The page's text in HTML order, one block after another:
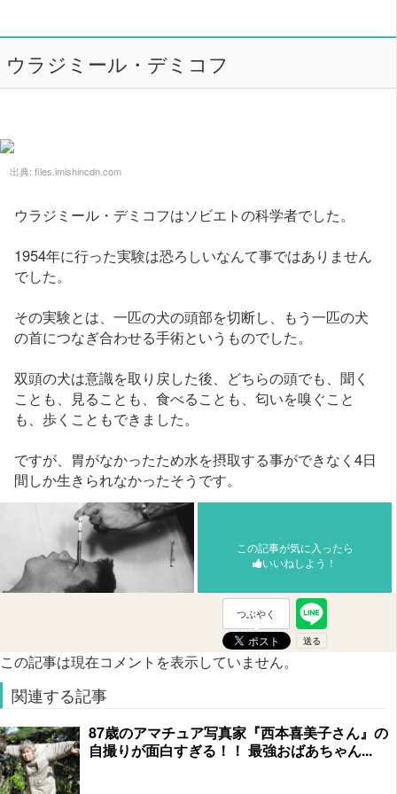
ウラジミール・デミコフ
出典: files.imishincdn.com
ウラジミール・デミコフはソビエトの科学者でした。
1954年に行った実験は恐ろしいなんて事ではありません
でした。
その実験とは、一匹の犬の頭部を切断し、もう一匹の犬
の首につなぎ合わせる手術というものでした。
双頭の犬は意識を取り戻した後、どちらの頭でも、聞く
ことも、見ることも、食べることも、匂いを嗅ぐこと
も、歩くこともできました。
ですが、胃がなかったため水を摂取する事ができなく4日
間しか生きられなかったそうです。
この記事が気に入ったら
いいねしよう！
つぶやく
この記事は現在コメントを表示していません。
関連する記事
87歳のアマチュア写真家『西本喜美子さん』の
自撮りが面白すぎる！！ 最強おばあちゃん...